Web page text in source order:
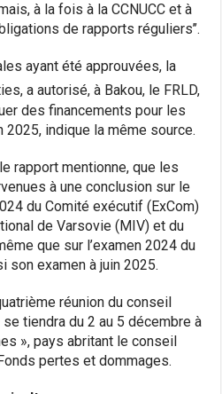
à la fois à la CCNUCC et à
de rapports réguliers’’.
ayant été approuvées, la
a autorisé, à Bakou, le FRLD,
des financements pour les
indique la même source.
rapport mentionne, que les
à une conclusion sur le
du Comité exécutif (ExCom)
de Varsovie (MIV) et du
que sur l’examen 2024 du
son examen à juin 2025.
réunion du conseil
se tiendra du 2 au 5 décembre à
», pays abritant le conseil
pertes et dommages.